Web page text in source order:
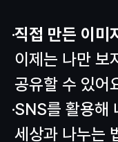
직접 만든 이미
이제는 나만 보
공유할 수 있어
SNS를 활용해
세상과 나누는